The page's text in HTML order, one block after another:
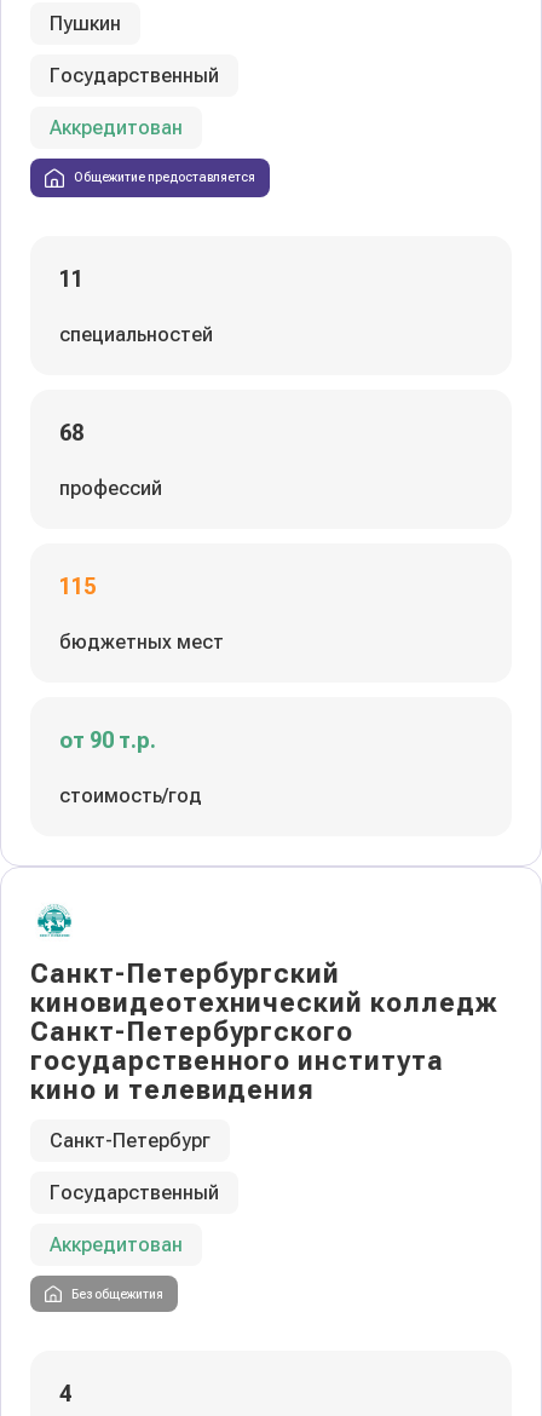
Пушкин
Государственный
Аккредитован
Общежитие предоставляется
11
специальностей
68
профессий
115
бюджетных мест
от 90 т.р.
стоимость/год
Санкт-Петербургский
киновидеотехнический колледж
Санкт-Петербургского
государственного института
кино и телевидения
Санкт-Петербург
Государственный
Аккредитован
Без общежития
4